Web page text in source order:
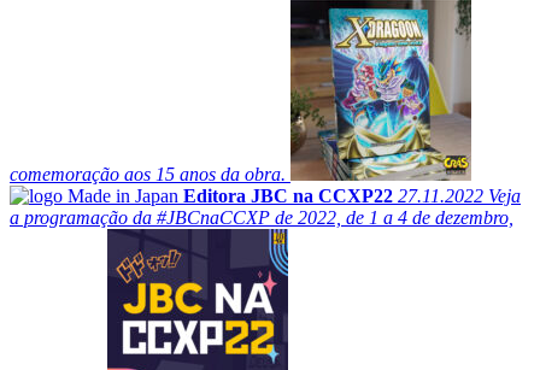
comemoração aos 15 anos da obra.
Editora JBC na CCXP22 27.11.2022 Veja
a programação da #JBCnaCCXP de 2022, de 1 a 4 de dezembro,